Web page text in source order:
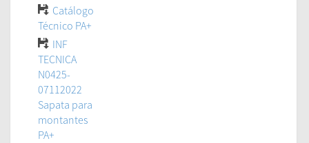
Catálogo
Técnico PA+
INF
TECNICA
N0425-
07112022
Sapata para
montantes
PA+